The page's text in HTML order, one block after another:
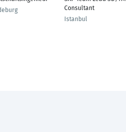
Consultant
Istanbul